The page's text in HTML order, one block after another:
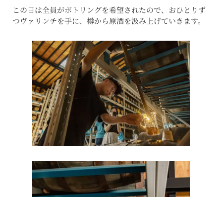
この日は全員がボトリングを希望されたので、おひとりず
つヴァリンチを手に、樽から原酒を汲み上げていきます。